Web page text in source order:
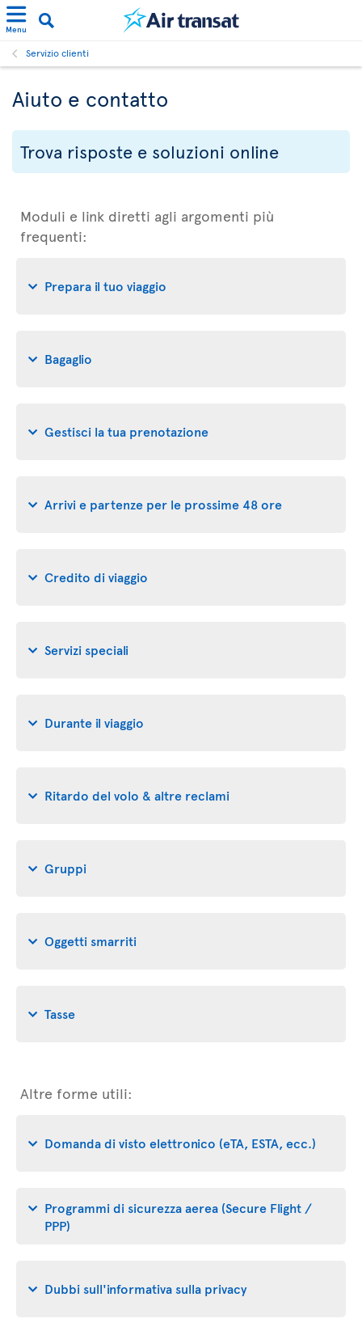
Menu
Servizio clienti
Aiuto e contatto
Trova risposte e soluzioni online
Moduli e link diretti agli argomenti più
frequenti:
Prepara il tuo viaggio
Bagaglio
Gestisci la tua prenotazione
Arrivi e partenze per le prossime 48 ore
Credito di viaggio
Servizi speciali
Durante il viaggio
Ritardo del volo & altre reclami
Gruppi
Oggetti smarriti
Tasse
Altre forme utili:
Domanda di visto elettronico (eTA, ESTA, ecc.)
Programmi di sicurezza aerea (Secure Flight /
PPP)
Dubbi sull'informativa sulla privacy